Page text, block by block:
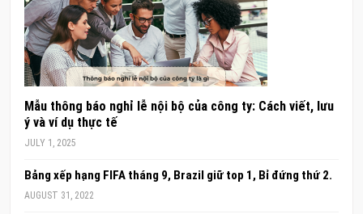
Mẫu thông báo nghỉ lễ nội bộ của công ty: Cách viết, lưu
ý và ví dụ thực tế
JULY 1, 2025
Bảng xếp hạng FIFA tháng 9, Brazil giữ top 1, Bỉ đứng thứ 2.
AUGUST 31, 2022